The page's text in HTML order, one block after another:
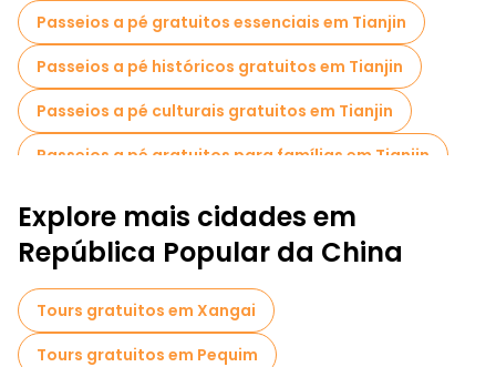
Passeios a pé gratuitos essenciais em Tianjin
Passeios a pé históricos gratuitos em Tianjin
Passeios a pé culturais gratuitos em Tianjin
Passeios a pé gratuitos para famílias em Tianjin
Passeios gratuitos de um dia em Tianjin
Explore mais cidades em
República Popular da China
Tours gratuitos em Xangai
Tours gratuitos em Pequim